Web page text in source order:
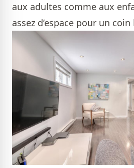
aux adultes comme aux
assez d’espace pour un